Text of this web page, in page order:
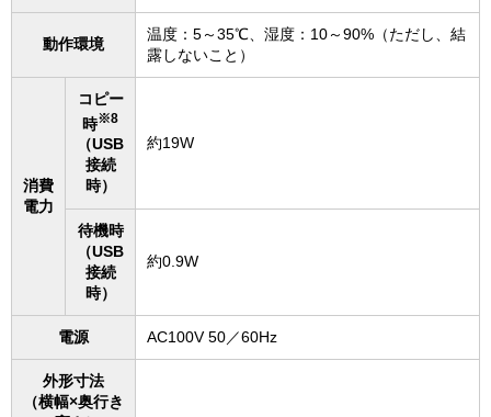
動作環境
温度：5～35℃、湿度：10～90%（ただし、結
露しないこと）
消費
電力
コピー
時※8
（USB
接続
時）
約19W
待機時
（USB
接続
時）
約0.9W
電源 AC100V 50／60Hz
外形寸法
（横幅×奥行き